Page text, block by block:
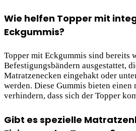
Wie helfen Topper mit
Eckgummis?
Topper mit Eckgummis sind bereits
Befestigungsbändern ausgestattet,
Matratzenecken eingehakt oder
werden. Diese Gummis bieten einen
verhindern, dass sich der Topper
Gibt es spezielle